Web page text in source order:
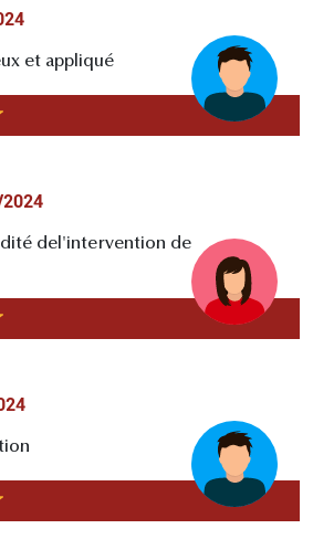
et appliqué
del'intervention de